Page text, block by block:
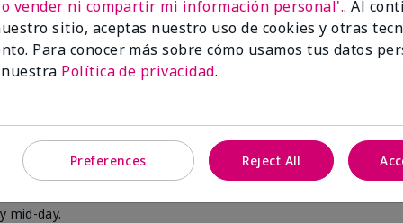
3 0 Marcar esta opinión
last long
mid-day.
vender ni compartir mi información personal'.. Al
sitio, aceptas nuestro uso de cookies y otras
Para conocer más sobre cómo usamos tus datos
Política de privacidad.
Preferences Reject All